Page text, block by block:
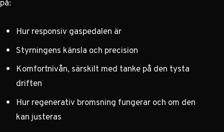
Hur responsiv gaspedalen är
Styrningens känsla och precision
Komfortnivån, särskilt med tanke på den tysta
driften
Hur regenerativ bromsning fungerar och om den
kan justeras